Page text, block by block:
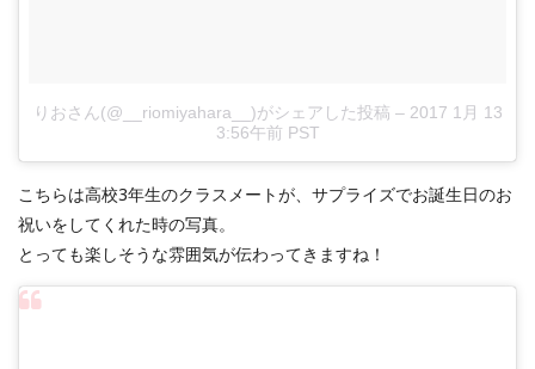
りおさん(@__riomiyahara__)がシェアした投稿 – 2017 1月 13
3:56午前 PST
こちらは高校3年生のクラスメートが、サプライズでお誕生日のお
祝いをしてくれた時の写真。
とっても楽しそうな雰囲気が伝わってきますね！